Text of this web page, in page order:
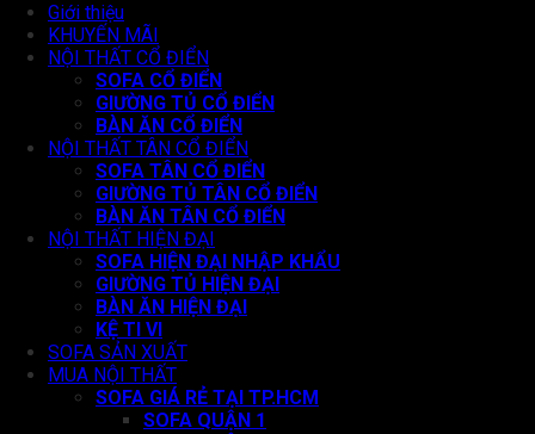
Giới thiệu
KHUYẾN MÃI
NỘI THẤT CỔ ĐIỂN
SOFA CỔ ĐIỂN
GIƯỜNG TỦ CỔ ĐIỂN
BÀN ĂN CỔ ĐIỂN
NỘI THẤT TÂN CỔ ĐIỂN
SOFA TÂN CỔ ĐIỂN
GIƯỜNG TỦ TÂN CỔ ĐIỂN
BÀN ĂN TÂN CỔ ĐIỂN
NỘI THẤT HIỆN ĐẠI
SOFA HIỆN ĐẠI NHẬP KHẨU
GIƯỜNG TỦ HIỆN ĐẠI
BÀN ĂN HIỆN ĐẠI
KỆ TI VI
SOFA SẢN XUẤT
MUA NỘI THẤT
SOFA GIÁ RẺ TẠI TP.HCM
SOFA QUẬN 1